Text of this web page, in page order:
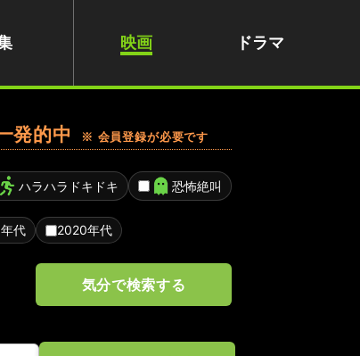
映画 ドラマ
発的中 ※ 会員登録が必要です
ハラハラドキドキ 恐怖絶叫
代 2020年代
気分で検索する